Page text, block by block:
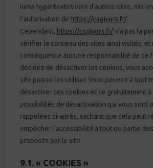
liens hypertextes vers d’autres sites, mis
l’autorisation de https://csgivors.fr/.
Cependant, https://csgivors.fr/n’a pas la
vérifier le contenu des sites ainsi visités, et
conséquence aucune responsabilité de ce
décidez de désactiver les cookies, vous
site puisse les utiliser. Vous pouvez à tout
désactiver ces cookies et ce gratuitement à
possibilités de désactivation qui vous sont
rappelées ci-après, sachant que cela peut
empêcher l’accessibilité à tout ou partie
proposés par le site.
9.1. « COOKIES »